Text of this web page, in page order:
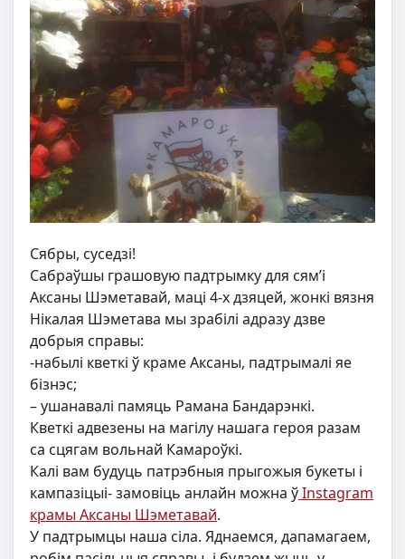
Сябры, суседзі!
Сабраўшы грашовую падтрымку для сям’і
Аксаны Шэметавай, маці 4-х дзяцей, жонкі вязня
Нікалая Шэметава мы зрабілі адразу дзве
добрыя справы:
-набылі кветкі ў краме Аксаны, падтрымалі яе
бізнэс;
– ушанавалі памяць Рамана Бандарэнкі.
Кветкі адвезены на магілу нашага героя разам
са сцягам вольнай Камароўкі.
Калі вам будуць патрэбныя прыгожыя букеты і
кампазіцыі- замовіць анлайн можна ўInstagram
крамы Аксаны Шэметавай.
У падтрымцы наша сіла. Яднаемся, дапамагаем,